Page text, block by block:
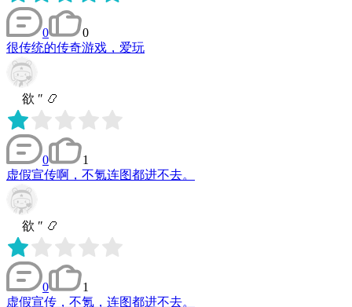
0
0
很传统的传奇游戏，爱玩
ゞ 欲 ″ 📿
0
1
虚假宣传啊，不氪连图都进不去。
ゞ 欲 ″ 📿
0
1
虚假宣传，不氪，连图都进不去。